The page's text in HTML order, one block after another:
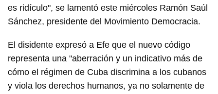
es ridículo", se lamentó este miércoles Ramón Saúl
Sánchez, presidente del Movimiento Democracia.
El disidente expresó a Efe que el nuevo código
representa una "aberración y un indicativo más de
cómo el régimen de Cuba discrimina a los cubanos
y viola los derechos humanos, ya no solamente de